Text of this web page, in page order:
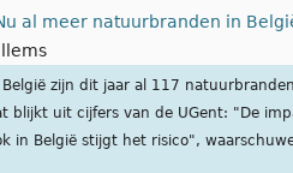
al meer natuurbranden in
België zijn dit jaar al 117
blijkt uit cijfers van de UGent: "De
in België stijgt het risico",